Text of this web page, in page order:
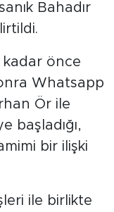
Bahadır
kadar önce
Whatsapp
Ör ile
başladığı,
bir ilişki
ile birlikte